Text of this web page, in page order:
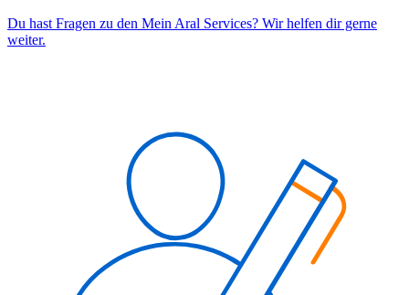
Du hast Fragen zu den Mein Aral Services? Wir helfen dir gerne
weiter.